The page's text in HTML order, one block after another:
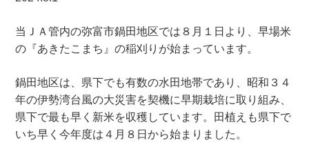
当ＪＡ管内の弥富市鍋田地区では８月１日より、早場米
の『あきたこまち』の稲刈りが始まっています。
鍋田地区は、県下でも有数の水田地帯であり、昭和３４
年の伊勢湾台風の大災害を契機に早期栽培に取り組み、
県下で最も早く新米を収穫しています。田植えも県下で
いち早く今年度は４月８日から始まりました。